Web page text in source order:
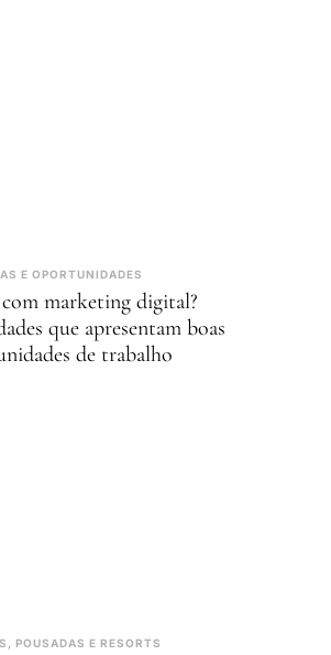
E OPORTUNIDADES
marketing digital?
que apresentam boas
de trabalho
POUSADAS E RESORTS